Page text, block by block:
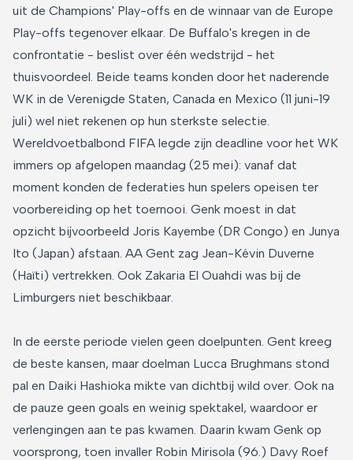
uit de Champions' Play-offs en de winnaar van de Europe
Play-offs tegenover elkaar. De Buffalo's kregen in de
confrontatie - beslist over één wedstrijd - het
thuisvoordeel. Beide teams konden door het naderende
WK in de Verenigde Staten, Canada en Mexico (11 juni-19
juli) wel niet rekenen op hun sterkste selectie.
Wereldvoetbalbond FIFA legde zijn deadline voor het WK
immers op afgelopen maandag (25 mei): vanaf dat
moment konden de federaties hun spelers opeisen ter
voorbereiding op het toernooi. Genk moest in dat
opzicht bijvoorbeeld Joris Kayembe (DR Congo) en Junya
Ito (Japan) afstaan. AA Gent zag Jean-Kévin Duverne
(Haïti) vertrekken. Ook Zakaria El Ouahdi was bij de
Limburgers niet beschikbaar.
In de eerste periode vielen geen doelpunten. Gent kreeg
de beste kansen, maar doelman Lucca Brughmans stond
pal en Daiki Hashioka mikte van dichtbij wild over. Ook na
de pauze geen goals en weinig spektakel, waardoor er
verlengingen aan te pas kwamen. Daarin kwam Genk op
voorsprong, toen invaller Robin Mirisola (96.) Davy Roef